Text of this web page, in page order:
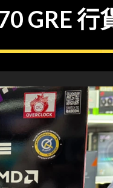
GRE 行